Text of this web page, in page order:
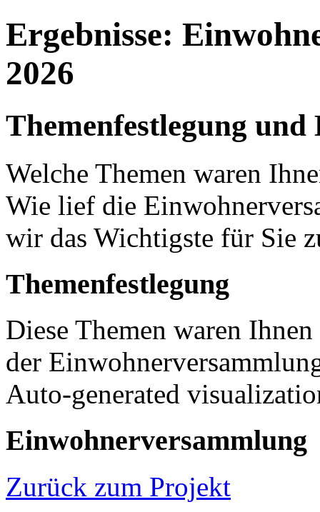
Ergebnisse:
2026
Themenfestlegung
Welche Themen waren
Wie lief die
wir das Wichtigste für Sie
Themenfestlegung
Diese Themen waren
der
Auto-generated
Einwohnerversammlung
Zurück zum Projekt